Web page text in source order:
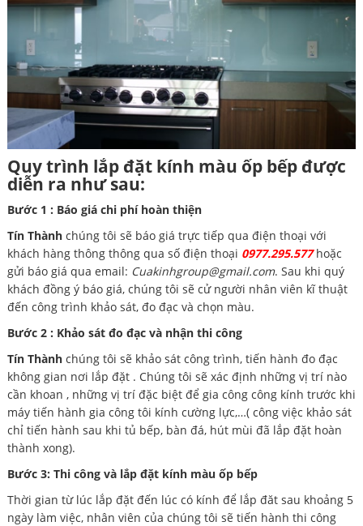
Quy trình lắp đặt kính màu ốp bếp được
diễn ra như sau:
Bước 1 : Báo giá chi phí hoàn thiện
Tín Thànhchúng tôi sẽ báo giá trực tiếp qua điện thoại với
khách hàng thông thông qua số điện thoại 0977.295.577hoặc
gửi báo giá qua email: Cuakinhgroup@gmail.com. Sau khi quý
khách đồng ý báo giá, chúng tôi sẽ cử người nhân viên kĩ thuật
đến công trình khảo sát, đo đạc và chọn màu.
Bước 2 : Khảo sát đo đạc và nhận thi công
Tín Thànhchúng tôi sẽ khảo sát công trình, tiến hành đo đạc
không gian nơi lắp đặt . Chúng tôi sẽ xác định những vị trí nào
cần khoan , những vị trí đặc biệt để gia công công kính trước khi
máy tiến hành gia công tôi kính cường lực,…( công việc khảo sát
chỉ tiến hành sau khi tủ bếp, bàn đá, hút mùi đã lắp đặt hoàn
thành xong).
Bước 3: Thi công và lắp đặt kính màu ốp bếp
Thời gian từ lúc lắp đặt đến lúc có kính để lắp đăt sau khoảng 5
ngày làm việc, nhân viên của chúng tôi sẽ tiến hành thi công